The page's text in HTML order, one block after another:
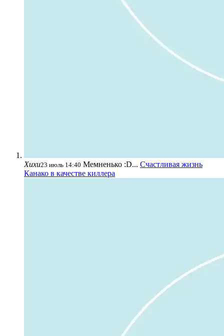
Хихи23 июль 14:40 Мемненько :D... Счастливая жизнь
Канако в качестве киллера